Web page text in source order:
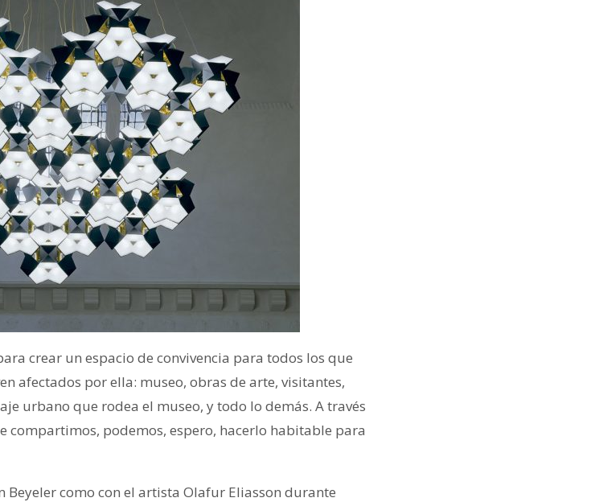
crear un espacio de convivencia para todos los que
afectados por ella: museo, obras de arte, visitantes,
urbano que rodea el museo, y todo lo demás. A través
compartimos, podemos, espero, hacerlo habitable para
como con el artista Olafur Eliasson durante